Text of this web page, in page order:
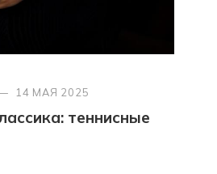
14 МАЯ 2025
теннисные